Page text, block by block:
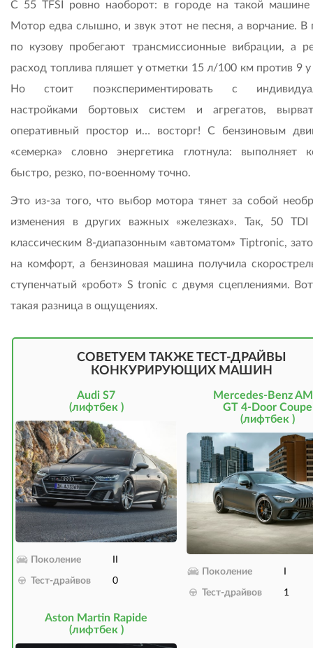
С 55 TFSI ровно наоборот: в городе на такой машине
Мотор едва слышно, и звук этот не песня, а ворчание. В
по кузову пробегают трансмиссионные вибрации, а
расход топлива пляшет у отметки 15 л/100 км против 9 у
Но стоит поэкспериментировать с
настройками бортовых систем и агрегатов,
оперативный простор и… восторг! С бензиновым
«семерка» словно энергетика глотнула: выполняет
быстро, резко, по-военному точно.
Это из-за того, что выбор мотора тянет за собой
изменения в других важных «железках». Так, 50
классическим 8-диапазонным «автоматом» Tiptronic,
на комфорт, а бензиновая машина получила
ступенчатый «робот» S tronic с двумя сцеплениями.
такая разница в ощущениях.
СОВЕТУЕМ ТАКЖЕ ТЕСТ-ДРАЙВЫ
КОНКУРИРУЮЩИХ МАШИН
Audi S7
(лифтбек )
Поколение
Тест-драйвов 0
Mercedes-Benz
GT 4-Door Coupe
(лифтбек )
Поколение
Тест-драйвов 1
Aston Martin Rapide
(лифтбек )